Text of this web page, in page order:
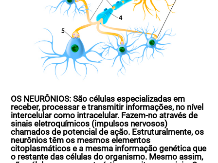
OS NEURÔNIOS:São células especializadas em
receber, processar e transmitir informações, no nível
intercelular como intracelular. Fazem-no através de
sinais eletroquímicos (impulsos nervosos)
chamados de potencial de ação. Estruturalmente, os
neurônios têm os mesmos elementos
citoplasmáticos e a mesma informação genética que
o restante das células do organismo. Mesmo assim,